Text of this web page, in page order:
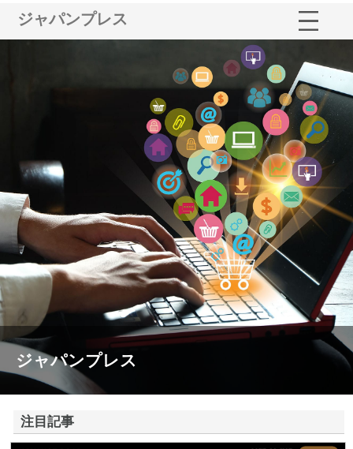
ジャパンプレス
ジャパンプレス
注目記事